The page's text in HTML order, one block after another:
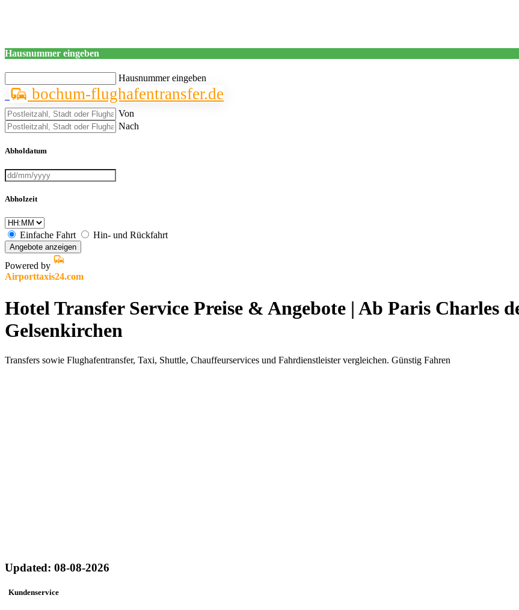
Hausnummer eingeben
Hausnummer eingeben
bochum-flughafentransfer.de
Von
Nach
Abholdatum
Abholzeit
Einfache Fahrt Hin- und Rückfahrt
Angebote anzeigen
Powered by
Airporttaxis24.com
Hotel Transfer Service Preise & Angebote | Ab Paris Charles
Gelsenkirchen
Transfers sowie Flughafentransfer, Taxi, Shuttle, Chauffeurservices und Fahrdienstleister vergleichen. Günstig Fahren
Updated: 08-08-2026
Kundenservice